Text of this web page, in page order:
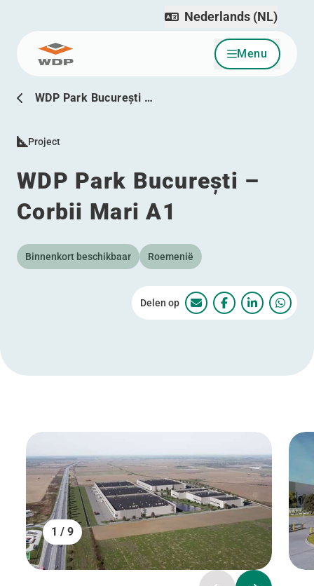
Ga naar inhoud Menu
Nederlands (NL)
WDP Park București …
Project
WDP Park București –
Corbii Mari A1
Binnenkort beschikbaar Roemenië
Delen op WDP Park București
WDP ParkWDP Park
WDP
1 / 9